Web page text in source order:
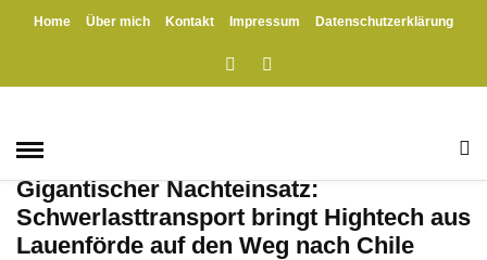
Home Über mich Kontakt Impressum
Datenschutzerklärung
Vossman Logisik Prinzhöfte
BEVERUNGEN
Gigantischer Nachteinsatz:
Schwerlasttransport bringt Hightech aus
Lauenförde auf den Weg nach Chile